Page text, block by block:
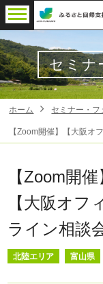
セミナ
ホーム セミナー・フ
【Zoom開催】【大阪オ
【Zoom開催
【大阪オフ
ライン相談
北陸エリア 富山県